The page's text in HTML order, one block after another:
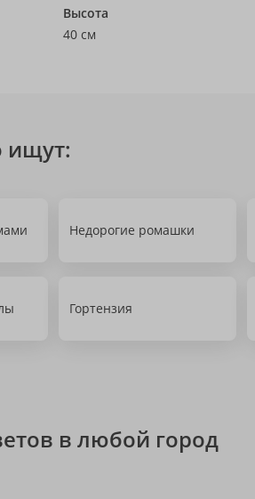
Высота
40 см
ищут:
Недорогие ромашки
Гортензия
в любой город